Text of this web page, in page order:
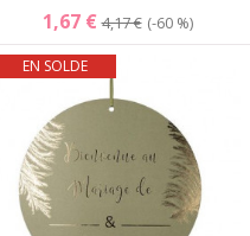
1,67 €4,17 € -60 %
EN SOLDE